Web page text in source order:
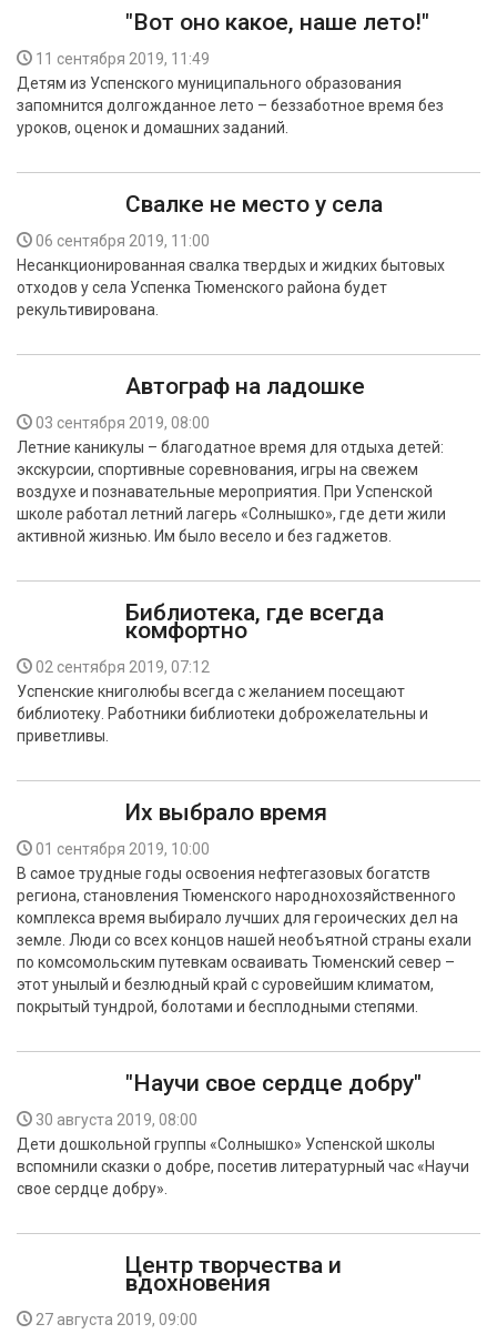
"Вот оно какое, наше лето!"
11 сентября 2019, 11:49
Детям из Успенского муниципального образования
запомнится долгожданное лето – беззаботное время без
уроков, оценок и домашних заданий.
Свалке не место у села
06 сентября 2019, 11:00
Несанкционированная свалка твердых и жидких бытовых
отходов у села Успенка Тюменского района будет
рекультивирована.
Автограф на ладошке
03 сентября 2019, 08:00
Летние каникулы – благодатное время для отдыха детей:
экскурсии, спортивные соревнования, игры на свежем
воздухе и познавательные мероприятия. При Успенской
школе работал летний лагерь «Солнышко», где дети жили
активной жизнью. Им было весело и без гаджетов.
Библиотека, где всегда
комфортно
02 сентября 2019, 07:12
Успенские книголюбы всегда с желанием посещают
библиотеку. Работники библиотеки доброжелательны и
приветливы.
Их выбрало время
01 сентября 2019, 10:00
В самое трудные годы освоения нефтегазовых богатств
региона, становления Тюменского народнохозяйственного
комплекса время выбирало лучших для героических дел на
земле. Люди со всех концов нашей необъятной страны ехали
по комсомольским путевкам осваивать Тюменский север –
этот унылый и безлюдный край с суровейшим климатом,
покрытый тундрой, болотами и бесплодными степями.
"Научи свое сердце добру"
30 августа 2019, 08:00
Дети дошкольной группы «Солнышко» Успенской школы
вспомнили сказки о добре, посетив литературный час «Научи
свое сердце добру».
Центр творчества и
вдохновения
27 августа 2019, 09:00